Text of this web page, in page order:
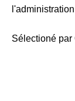
Sélectioné par